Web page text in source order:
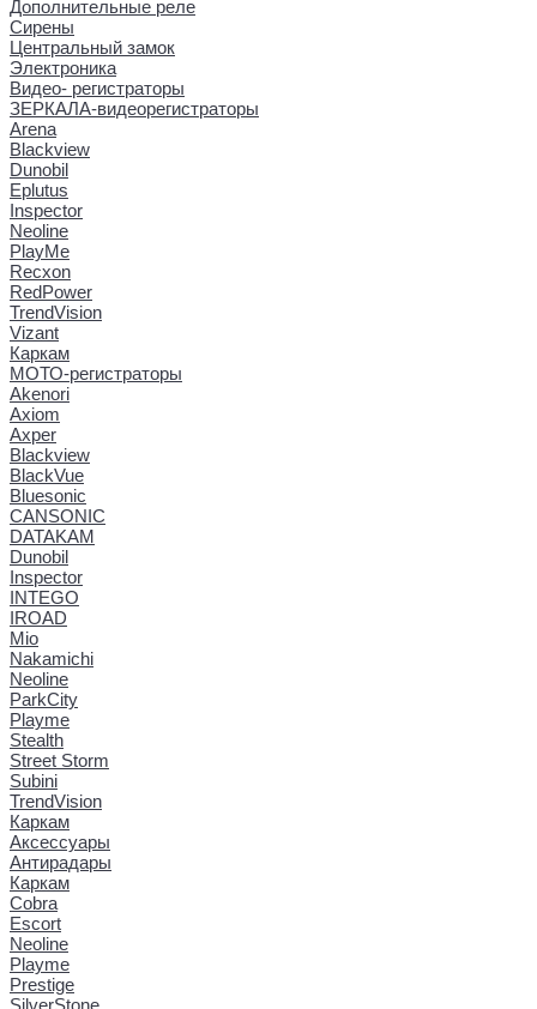
Дополнительные реле
Сирены
Центральный замок
Электроника
Видео- регистраторы
ЗЕРКАЛА-видеорегистраторы
Arena
Blackview
Dunobil
Eplutus
Inspector
Neoline
PlayMe
Recxon
RedPower
TrendVision
Vizant
Каркам
МОТО-регистраторы
Akenori
Axiom
Axper
Blackview
BlackVue
Bluesonic
CANSONIC
DATAKAM
Dunobil
Inspector
INTEGO
IROAD
Mio
Nakamichi
Neoline
ParkCity
Playme
Stealth
Street Storm
Subini
TrendVision
Каркам
Аксессуары
Антирадары
Каркам
Cobra
Escort
Neoline
Playme
Prestige
SilverStone